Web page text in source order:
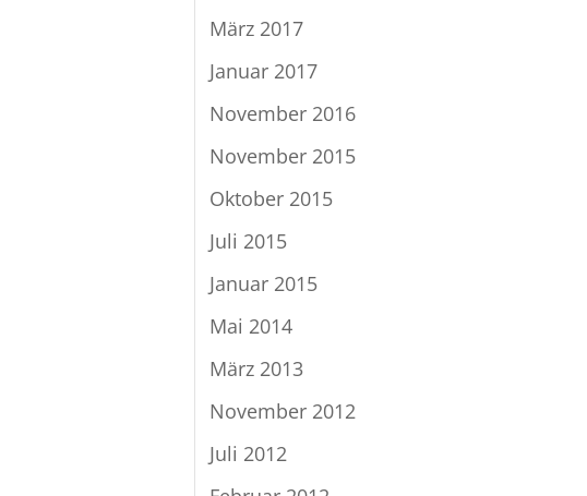
März 2017
Januar 2017
November 2016
November 2015
Oktober 2015
Juli 2015
Januar 2015
Mai 2014
März 2013
November 2012
Juli 2012